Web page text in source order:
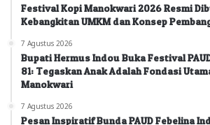
Festival Kopi Manokwari 2026 Resmi
Kebangkitan UMKM dan Konsep
7 Agustus 2026
Bupati Hermus Indou Buka Festival
81: Tegaskan Anak Adalah Fondasi
Manokwari
7 Agustus 2026
Pesan Inspiratif Bunda PAUD Febelina